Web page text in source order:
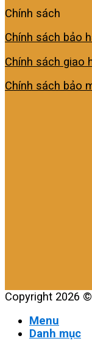
Chính sách
Chính sách bảo
Chính sách giao
Chính sách bảo
Copyright 2026 ©
Menu
Danh mục